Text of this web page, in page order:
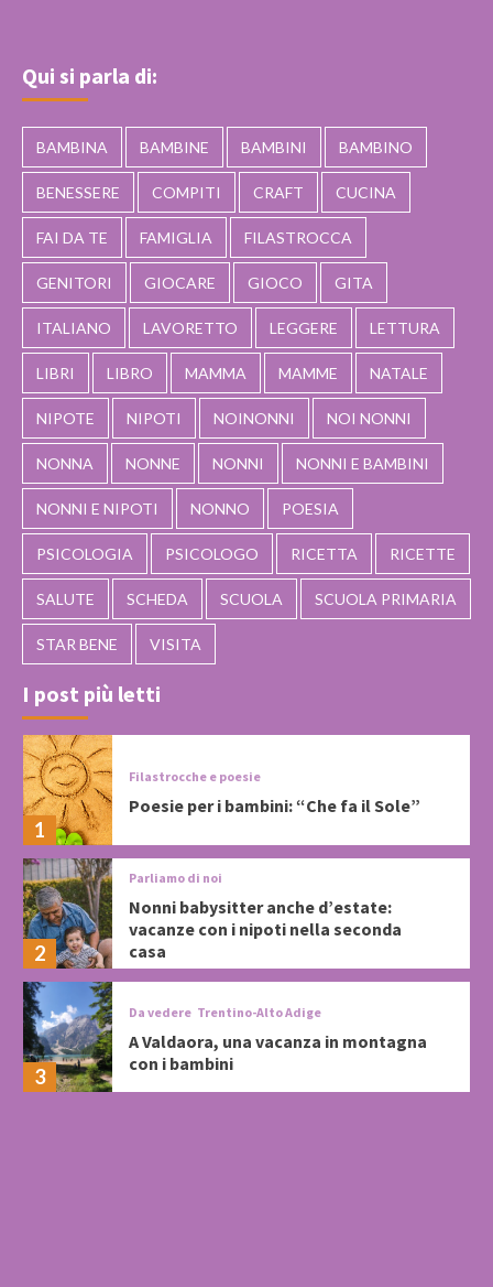
Qui si parla di:
BAMBINA BAMBINE BAMBINI BAMBINO
BENESSERE COMPITI CRAFT CUCINA
FAI DA TE FAMIGLIA FILASTROCCA
GENITORI GIOCARE GIOCO GITA
ITALIANO LAVORETTO LEGGERE LETTURA
LIBRI LIBRO MAMMA MAMME NATALE
NIPOTE NIPOTI NOINONNI NOI NONNI
NONNA NONNE NONNI NONNI E BAMBINI
NONNI E NIPOTI NONNO POESIA
PSICOLOGIA PSICOLOGO RICETTA RICETTE
SALUTE SCHEDA SCUOLA SCUOLA PRIMARIA
STAR BENE VISITA
I post più letti
1
Filastrocche e poesie
Poesie per i bambini: “Che fa il Sole”
2
Parliamo di noi
Nonni babysitter anche d’estate:
vacanze con i nipoti nella seconda
casa
3
Da vedere Trentino-Alto Adige
A Valdaora, una vacanza in montagna
con i bambini